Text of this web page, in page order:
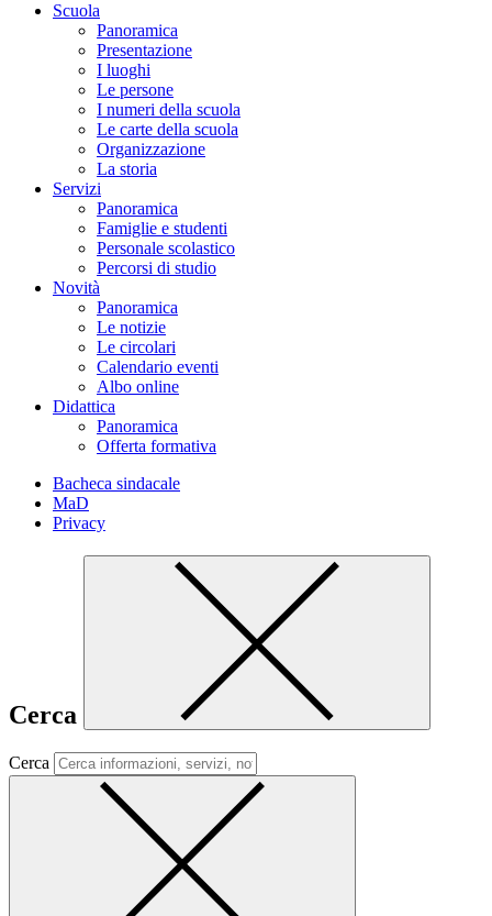
Scuola
Panoramica
Presentazione
I luoghi
Le persone
I numeri della scuola
Le carte della scuola
Organizzazione
La storia
Servizi
Panoramica
Famiglie e studenti
Personale scolastico
Percorsi di studio
Novità
Panoramica
Le notizie
Le circolari
Calendario eventi
Albo online
Didattica
Panoramica
Offerta formativa
Bacheca sindacale
MaD
Privacy
Cerca
Cerca